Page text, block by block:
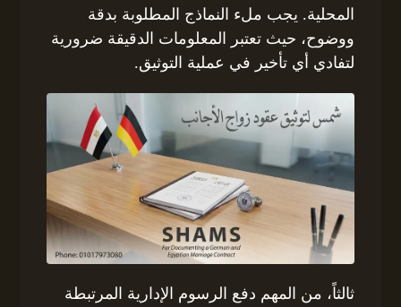
المحلية. يجب ملء النماذج المطلوبة بدقة
ووضوح، حيث تعتبر المعلومات الدقيقة ضرورية
لتفادي أي تأخير في عملية التوثيق.
ثالثاً، من المهم دفع الرسوم الإدارية المرتبطة